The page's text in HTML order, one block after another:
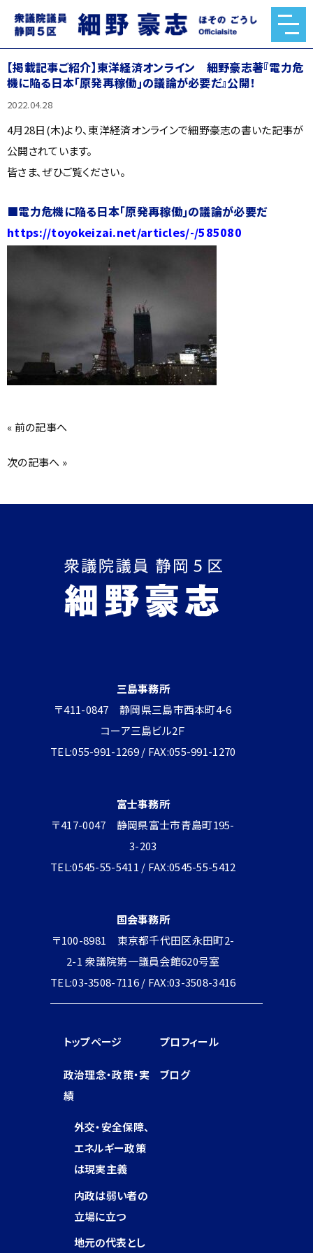
【掲載記事ご紹介】東洋経済オンライン 細野豪志著『電力危
機に陥る日本｢原発再稼働｣の議論が必要だ』公開！
2022.04.28
4月28日(木)より、東洋経済オンラインで細野豪志の書いた記事が
公開されています。
皆さま、ぜひご覧ください。
■電力危機に陥る日本｢原発再稼働｣の議論が必要だ
https://toyokeizai.net/articles/-/585080
«前の記事へ
次の記事へ »
三島事務所
〒411-0847 静岡県三島市西本町4-6
コーア三島ビル2Ｆ
TEL:055-991-1269 / FAX:055-991-1270
富士事務所
〒417-0047 静岡県富士市青島町195-
3-203
TEL:0545-55-5411 / FAX:0545-55-5412
国会事務所
〒100-8981 東京都千代田区永田町2-
2-1 衆議院第一議員会館620号室
TEL:03-3508-7116 / FAX:03-3508-3416
トップページ プロフィール
政治理念・政策・実
績
外交・安全保障、
エネルギー政策
は現実主義
内政は弱い者の
立場に立つ
地元の代表とし
ブログ